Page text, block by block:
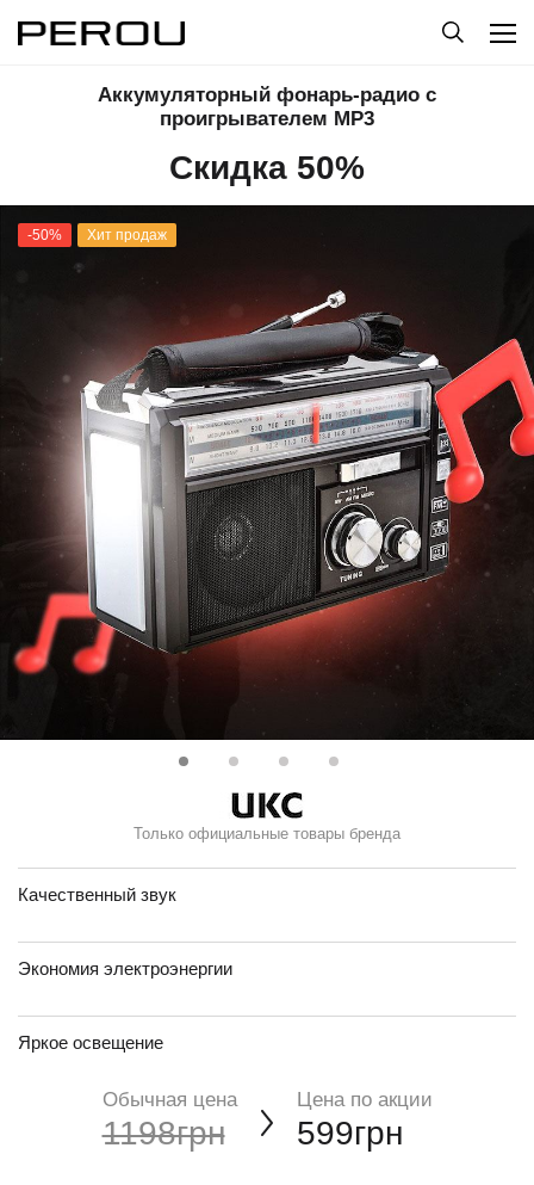
Аккумуляторный фонарь-радио с
проигрывателем MP3
Скидка 50%
-50% Хит продаж
Только официальные товары бренда
Качественный звук
Экономия электроэнергии
Яркое освещение
Обычная цена
1198грн
Цена по акции
599грн